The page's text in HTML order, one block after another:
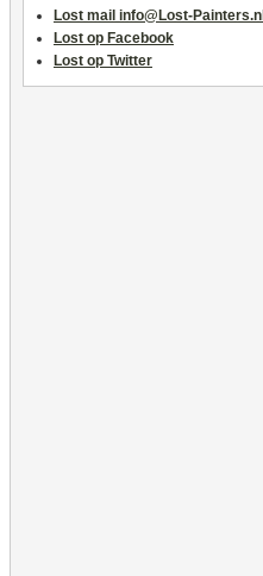
Lost mail info@Lost-Painters.nl
Lost op Facebook
Lost op Twitter